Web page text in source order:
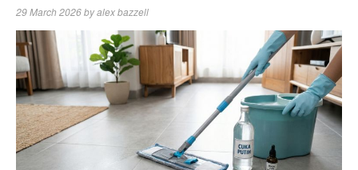
29 March 2026byalex bazzell